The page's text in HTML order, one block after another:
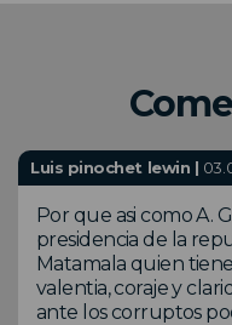
Luis pinochet lewin |
Por que asi como A.
presidencia de la
Matamala quien
valentia, coraje y
ante los corruptos